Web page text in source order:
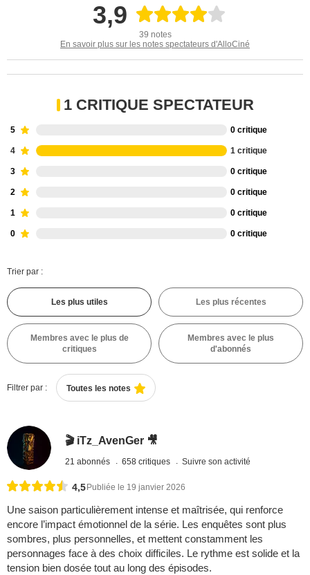
3,9
39 notes
En savoir plus sur les notes spectateurs d'AlloCiné
1 CRITIQUE SPECTATEUR
5 0 critique
4 1 critique
3 0 critique
2 0 critique
1 0 critique
0 0 critique
Trier par :
Les plus utiles Les plus récentes
Membres avec le plus de
critiques
Membres avec le plus
d'abonnés
Filtrer par : Toutes les notes
🎬 iTz_AvenGer 🎥
21 abonnés 658 critiques Suivre son activité
4,5 Publiée le 19 janvier 2026
Une saison particulièrement intense et maîtrisée, qui renforce
encore l’impact émotionnel de la série. Les enquêtes sont plus
sombres, plus personnelles, et mettent constamment les
personnages face à des choix difficiles. Le rythme est solide et la
tension bien dosée tout au long des épisodes.